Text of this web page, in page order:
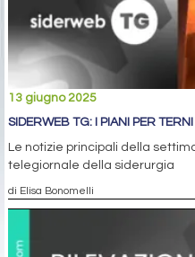
13 giugno 2025
SIDERWEB TG: I PIANI PER
Le notizie principali della
telegiornale della siderurgia
di Elisa Bonomelli